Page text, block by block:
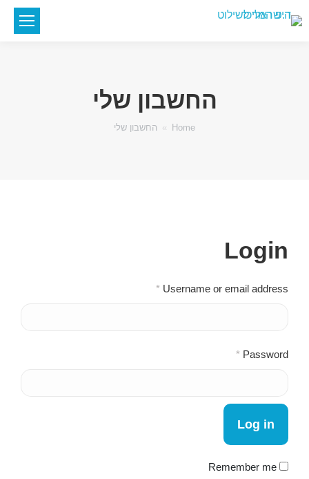
החשבון שלי
You are here:
Home החשבון שלי
Login
Username or email address
*
Password
*
Log in
Remember me